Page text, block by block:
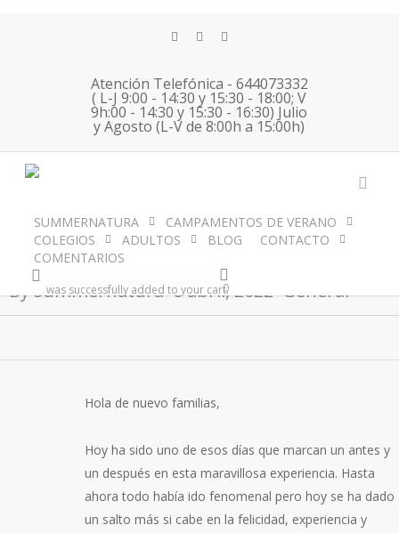
twitterfacebookinstagram
Atención Telefónica - 644073332
( L-J 9:00 - 14:30 y 15:30 - 18:00; V
9h:00 - 14:30 y 15:30 - 16:30) Julio
y Agosto (L-V de 8:00h a 15:00h)
SUMMERNATURA
CAMPAMENTOS DE VERANO
COLEGIOS
ADULTOS BLOG
CONTACTO
COMENTARIOS
0
was successfully added to your cart.
Gredos English
Immersion 06 04
2022
Bysummernatura 6 abril, 2022 General
No Comments
Hola de nuevo familias,
Hoy ha sido uno de esos días que marcan un antes y
un después en esta maravillosa experiencia. Hasta
ahora todo había ido fenomenal pero hoy se ha dado
un salto más si cabe en la felicidad, experiencia y